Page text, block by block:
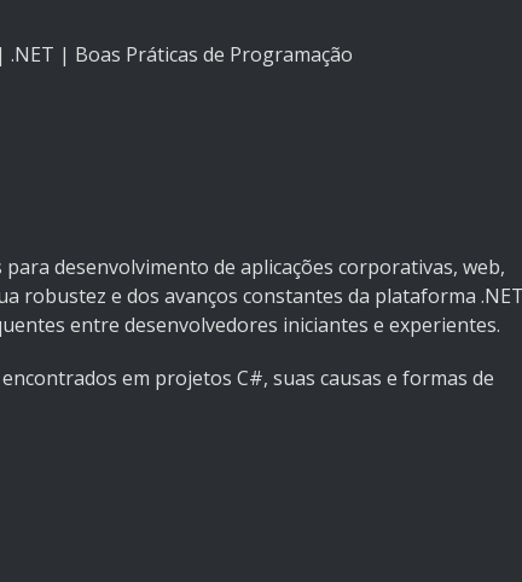
| Boas Práticas de Programação
desenvolvimento de aplicações corporativas, web,
robustez e dos avanços constantes da plataforma
entre desenvolvedores iniciantes e experientes.
em projetos C#, suas causas e formas de